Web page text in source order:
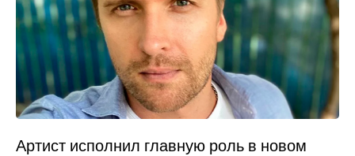
Артист исполнил главную роль в новом